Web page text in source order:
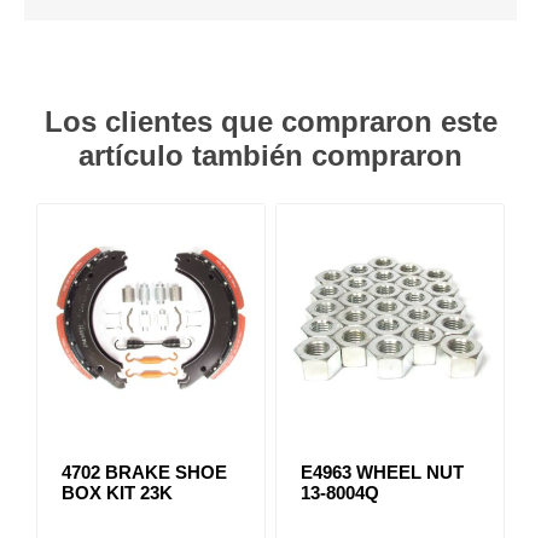
Los clientes que compraron este
artículo también compraron
4702 BRAKE SHOE
BOX KIT 23K
E4963 WHEEL NUT
13-8004Q